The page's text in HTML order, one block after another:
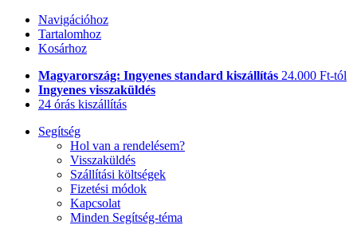
Navigációhoz
Tartalomhoz
Kosárhoz
Magyarország: Ingyenes standard kiszállítás 24.000 Ft-tól
Ingyenes visszaküldés
24 órás kiszállítás
Segítség
Hol van a rendelésem?
Visszaküldés
Szállítási költségek
Fizetési módok
Kapcsolat
Minden Segítség-téma